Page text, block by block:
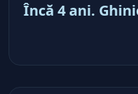
Încă 4 ani.